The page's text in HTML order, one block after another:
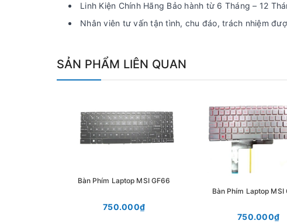
Linh Kiện Chính Hãng Bảo hành từ 6 Tháng – 12
Nhân viên tư vấn tận tình, chu đáo, trách nhiệm
SẢN PHẨM LIÊN QUAN
Bàn Phím Laptop MSI GF66
750.000₫
Bàn Phím Laptop MSI
750.000₫